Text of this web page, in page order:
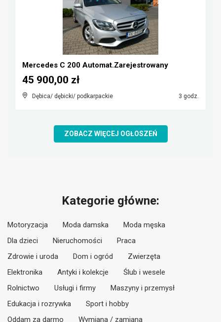
Mercedes C 200 Automat.Zarejestrowany
Dębica/ dębicki/ podkarpackie 3 godz.
45 900,00 zł
ZOBACZ WIĘCEJ OGŁOSZEŃ
Kategorie główne:
Motoryzacja Moda damska
Moda męska
Dla dzieci
Nieruchomości
Praca
Zdrowie i uroda
Dom i ogród
Zwierzęta
Elektronika
Antyki i kolekcje
Ślub i wesele
Rolnictwo
Usługi i firmy
Maszyny i przemysł
Edukacja i rozrywka
Sport i hobby
Oddam za darmo
Wymiana / zamiana